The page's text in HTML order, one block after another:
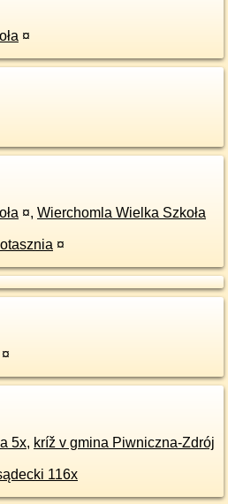
¤
¤, Wierchomla Wielka Szkoła
¤
¤
5x, kríž v gmina Piwniczna-Zdrój
116x